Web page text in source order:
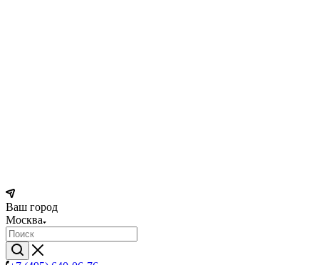
Ваш город
Москва